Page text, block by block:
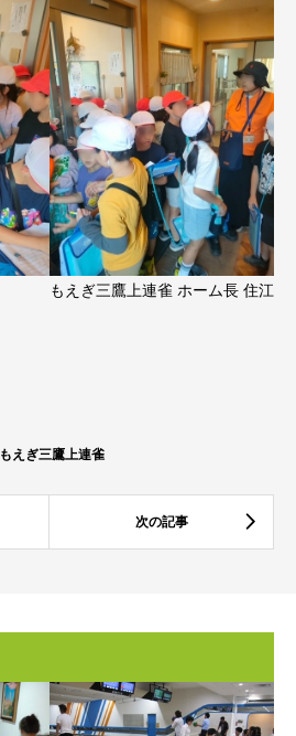
もえぎ三鷹上連雀 ホーム長 住江
もえぎ三鷹上連雀